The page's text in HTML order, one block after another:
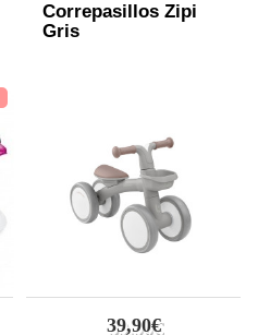
Correpasillos Zipi
Gris
39,90€